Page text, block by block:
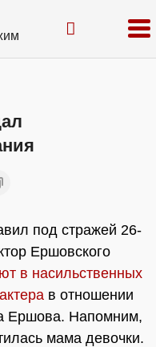
под стражей 26-
Ершовского
в насильственных
в отношении
Ершова. Напомним,
мама девочки.